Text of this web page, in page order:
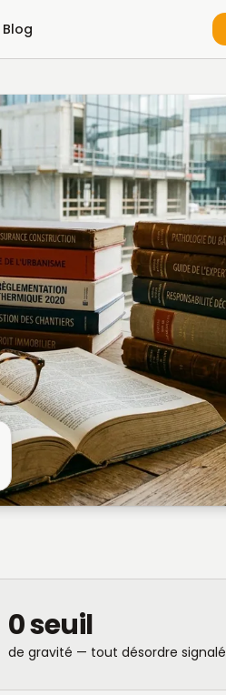
Blog
0 seuil
de gravité — tout désordre signalé